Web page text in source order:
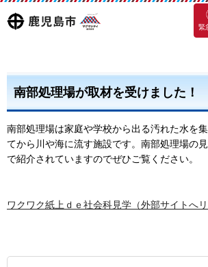
鹿児島
マグ
マシ
島市
緊
南部処理場が取材を受けました！
南部処理場は家庭や学校から出る汚れた水を
てから川や海に流す施設です。南部処理場の
で紹介されていますのでぜひご覧ください。
ワクワク紙上ｄｅ社会科見学（外部サイトへリ